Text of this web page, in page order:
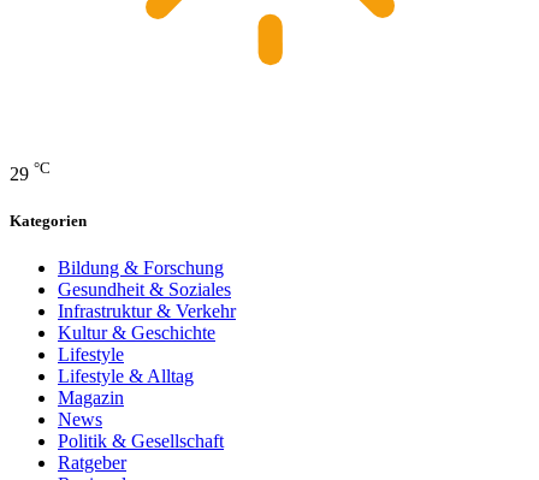
29 °C
Kategorien
Bildung & Forschung
Gesundheit & Soziales
Infrastruktur & Verkehr
Kultur & Geschichte
Lifestyle
Lifestyle & Alltag
Magazin
News
Politik & Gesellschaft
Ratgeber